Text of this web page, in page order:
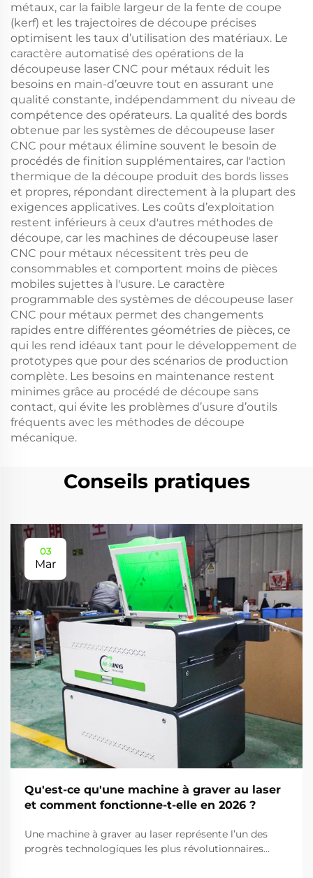
métaux, car la faible largeur de la fente de coupe
(kerf) et les trajectoires de découpe précises
optimisent les taux d’utilisation des matériaux. Le
caractère automatisé des opérations de la
découpeuse laser CNC pour métaux réduit les
besoins en main-d’œuvre tout en assurant une
qualité constante, indépendamment du niveau de
compétence des opérateurs. La qualité des bords
obtenue par les systèmes de découpeuse laser
CNC pour métaux élimine souvent le besoin de
procédés de finition supplémentaires, car l'action
thermique de la découpe produit des bords lisses
et propres, répondant directement à la plupart des
exigences applicatives. Les coûts d’exploitation
restent inférieurs à ceux d'autres méthodes de
découpe, car les machines de découpeuse laser
CNC pour métaux nécessitent très peu de
consommables et comportent moins de pièces
mobiles sujettes à l'usure. Le caractère
programmable des systèmes de découpeuse laser
CNC pour métaux permet des changements
rapides entre différentes géométries de pièces, ce
qui les rend idéaux tant pour le développement de
prototypes que pour des scénarios de production
complète. Les besoins en maintenance restent
minimes grâce au procédé de découpe sans
contact, qui évite les problèmes d’usure d’outils
fréquents avec les méthodes de découpe
mécanique.
Conseils pratiques
03
Mar
Qu'est-ce qu'une machine à graver au laser
et comment fonctionne-t-elle en 2026 ?
Une machine à graver au laser représente l’un des
progrès technologiques les plus révolutionnaires